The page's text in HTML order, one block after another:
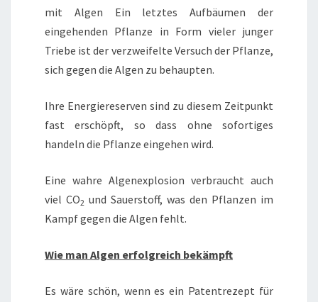
mit Algen Ein letztes Aufbäumen der
eingehenden Pflanze in Form vieler junger
Triebe ist der verzweifelte Versuch der Pflanze,
sich gegen die Algen zu behaupten.
Ihre Energiereserven sind zu diesem Zeitpunkt
fast erschöpft, so dass ohne sofortiges
handeln die Pflanze eingehen wird.
Eine wahre Algenexplosion verbraucht auch
viel CO2 und Sauerstoff, was den Pflanzen im
Kampf gegen die Algen fehlt.
Wie man Algen erfolgreich bekämpft
Es wäre schön, wenn es ein Patentrezept für